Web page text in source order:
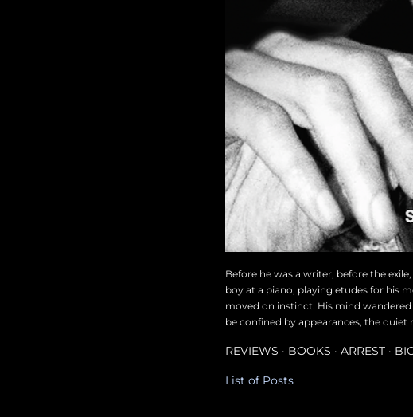
Before he was a writer, before the
boy at a piano, playing etudes for his
moved on instinct. His mind
be confined by appearances, the
REVIEWS BOOKS ARREST
List of Posts